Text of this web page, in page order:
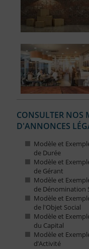
CONSULTER NOS
D'ANNONCES
Modèle et
de Durée
Modèle et
de Gérant
Modèle et
de Dénomination
Modèle et
de l'Objet Social
Modèle et
du Capital
Modèle et
d’Activité